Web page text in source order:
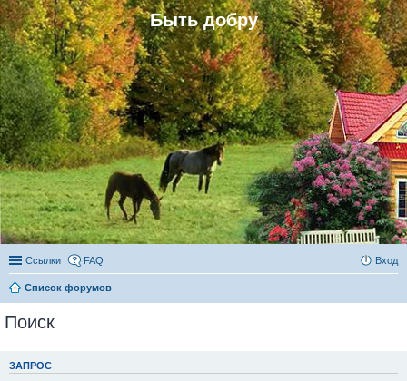
Быть добру
Ссылки FAQ Вход
Список форумов
Поиск
ЗАПРОС